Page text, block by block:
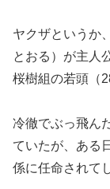
ヤクザというか
とおる）が主人
桜樹組の若頭（
冷徹でぶっ飛ん
ていたが、ある
係に任命されて